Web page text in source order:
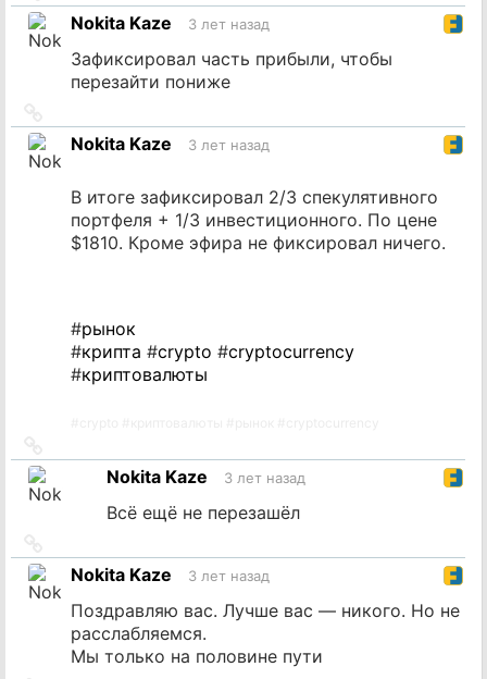
на
источник
Nokita Kaze 3 лет назад
Зафиксировал часть прибыли, чтобы
перезайти пониже
на
источник
Nokita Kaze 3 лет назад
В итоге зафиксировал 2/3 спекулятивного
портфеля + 1/3 инвестиционного. По цене
$1810. Кроме эфира не фиксировал ничего.
#рынок
#крипта #crypto #cryptocurrency
#криптовалюты
на
источникNokita Kaze 3 лет назад
Всё ещё не перезашёл
на
источник
Nokita Kaze 3 лет назад
Поздравляю вас. Лучше вас — никого. Но не
расслабляемся.
Мы только на половине пути